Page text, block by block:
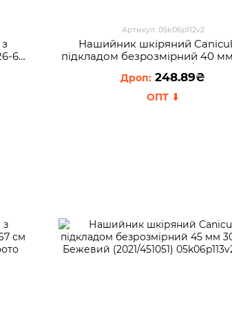
62
Артикул: 05k06p112v2
Нашийник шкіряний
пiдкладом безрозмірний 40
см Бежевий (2021/401051)
248.89₴